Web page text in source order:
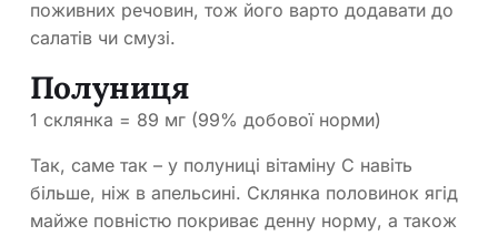
поживних речовин, тож його варто додавати до
салатів чи смузі.
Полуниця
1 склянка = 89 мг (99% добової норми)
Так, саме так – у полуниці вітаміну С навіть
більше, ніж в апельсині. Склянка половинок ягід
майже повністю покриває денну норму, а також